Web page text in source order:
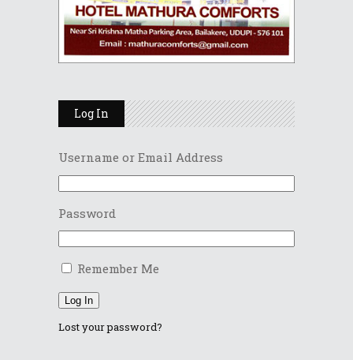
Log In
Username or Email Address
Password
Remember Me
Log In
Lost your password?